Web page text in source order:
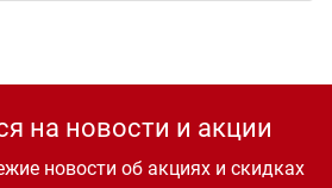
на новости и акции
новости об акциях и скидках